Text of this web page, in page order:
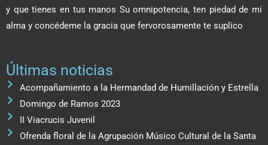
y que tienes en tus manos Su omnipotencia, ten piedad de mi
alma y concédeme la gracia que fervorosamente te suplico
Últimas noticias
Acompañamiento a la Hermandad de Humillación y Estrella
Domingo de Ramos 2023
II Viacrucis Juvenil
Ofrenda floral de la Agrupación Músico Cultural de la Santa